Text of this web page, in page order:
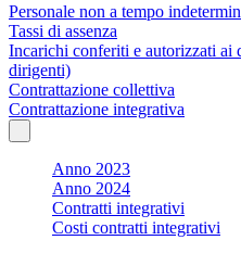
Personale non a tempo
Tassi di assenza
Incarichi conferiti e autorizzati ai
dirigenti)
Contrattazione collettiva
Contrattazione integrativa
Anno 2023
Anno 2024
Contratti integrativi
Costi contratti integrativi